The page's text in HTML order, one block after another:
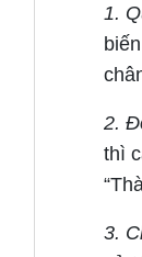
1.
2.
thì
3.